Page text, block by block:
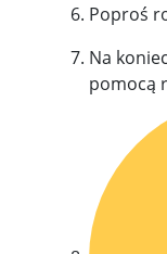
Poproś
Na
pomocą